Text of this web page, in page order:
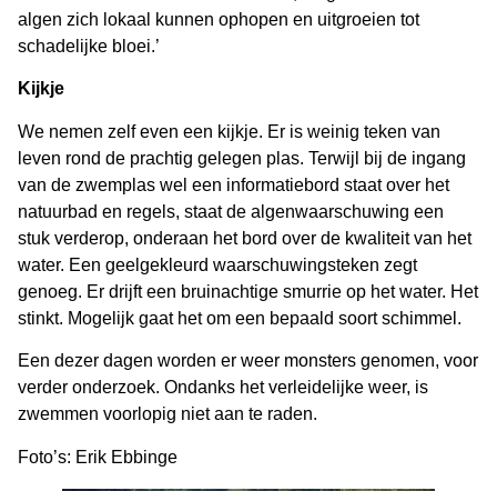
algen zich lokaal kunnen ophopen en uitgroeien tot
schadelijke bloei.’
Kijkje
We nemen zelf even een kijkje. Er is weinig teken van
leven rond de prachtig gelegen plas. Terwijl bij de ingang
van de zwemplas wel een informatiebord staat over het
natuurbad en regels, staat de algenwaarschuwing een
stuk verderop, onderaan het bord over de kwaliteit van het
water. Een geelgekleurd waarschuwingsteken zegt
genoeg. Er drijft een bruinachtige smurrie op het water. Het
stinkt. Mogelijk gaat het om een bepaald soort schimmel.
Een dezer dagen worden er weer monsters genomen, voor
verder onderzoek. Ondanks het verleidelijke weer, is
zwemmen voorlopig niet aan te raden.
Foto’s: Erik Ebbinge